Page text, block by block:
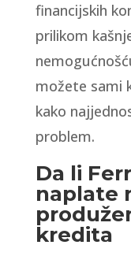
financijskih
prilikom
možete sami
kako
problem.
Da li
naplate
kredita